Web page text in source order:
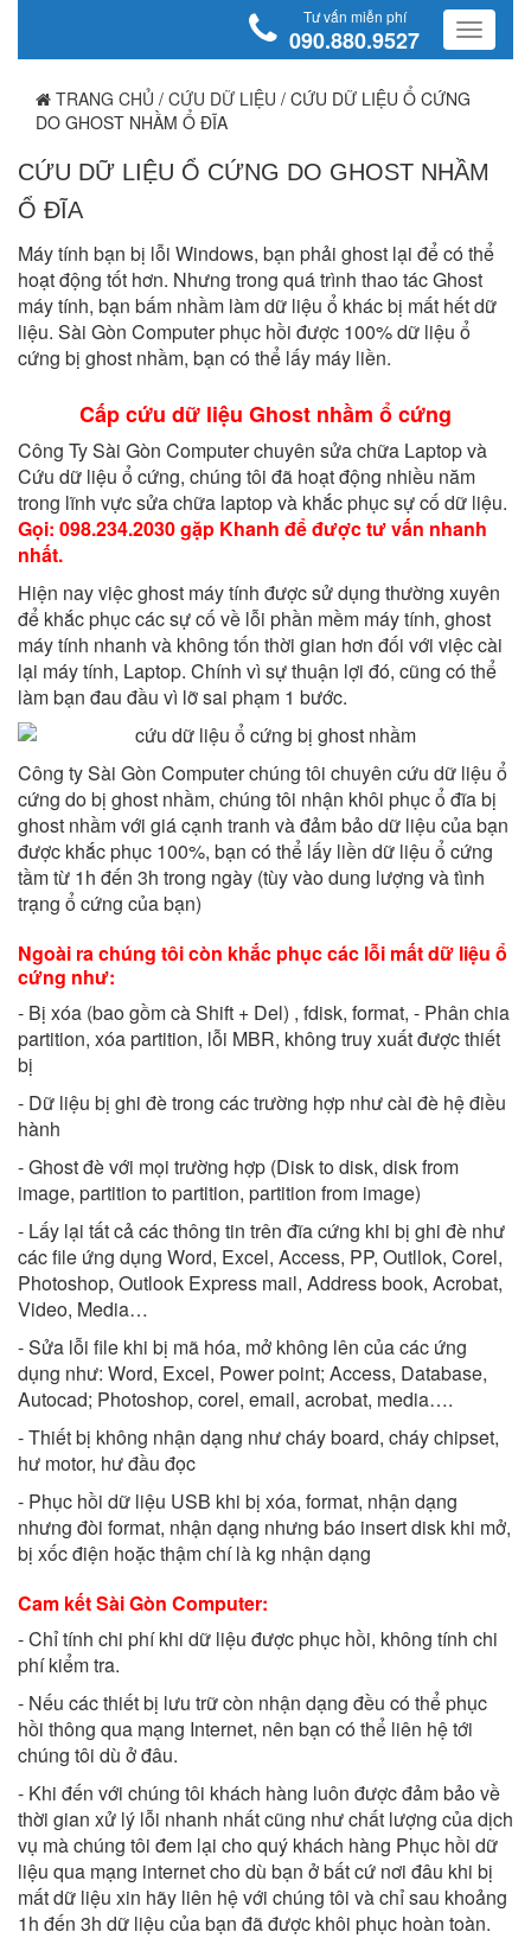
Tư vấn miễn phí
090.880.9527
TRANG CHỦ / CỨU DỮ LIỆU / CỨU DỮ LIỆU Ổ CỨNG
DO GHOST NHẦM Ổ ĐĨA
CỨU DỮ LIỆU Ổ CỨNG DO GHOST NHẦM
Ổ ĐĨA
Máy tính bạn bị lỗi Windows, bạn phải ghost lại để có thể
hoạt động tốt hơn. Nhưng trong quá trình thao tác Ghost
máy tính, bạn bấm nhầm làm dữ liệu ổ khác bị mất hết dữ
liệu. Sài Gòn Computer phục hồi được 100% dữ liệu ổ
cứng bị ghost nhầm, bạn có thể lấy máy liền.
Cấp cứu dữ liệu Ghost nhầm ổ cứng
Công Ty Sài Gòn Computer chuyên sửa chữa Laptop và
Cứu dữ liệu ổ cứng, chúng tôi đã hoạt động nhiều năm
trong lĩnh vực sửa chữa laptop và khắc phục sự cố dữ liệu.
Gọi: 098.234.2030 gặp Khanh để được tư vấn nhanh
nhất.
Hiện nay việc ghost máy tính được sử dụng thường xuyên
để khắc phục các sự cố về lỗi phần mềm máy tính, ghost
máy tính nhanh và không tốn thời gian hơn đối với việc cài
lại máy tính, Laptop. Chính vì sự thuận lợi đó, cũng có thể
làm bạn đau đầu vì lỡ sai phạm 1 bước.
Công ty Sài Gòn Computer chúng tôi chuyên cứu dữ liệu ổ
cứng do bị ghost nhầm, chúng tôi nhận khôi phục ổ đĩa bị
ghost nhầm với giá cạnh tranh và đảm bảo dữ liệu của bạn
được khắc phục 100%, bạn có thể lấy liền dữ liệu ổ cứng
tầm từ 1h đến 3h trong ngày (tùy vào dung lượng và tình
trạng ổ cứng của bạn)
Ngoài ra chúng tôi còn khắc phục các lỗi mất dữ liệu ổ
cứng như:
- Bị xóa (bao gồm cà Shift + Del) , fdisk, format, - Phân chia
partition, xóa partition, lỗi MBR, không truy xuất được thiết
bị
- Dữ liệu bị ghi đè trong các trường hợp như cài đè hệ điều
hành
- Ghost đè với mọi trường hợp (Disk to disk, disk from
image, partition to partition, partition from image)
- Lấy lại tất cả các thông tin trên đĩa cứng khi bị ghi đè như
các file ứng dụng Word, Excel, Access, PP, Outllok, Corel,
Photoshop, Outlook Express mail, Address book, Acrobat,
Video, Media…
- Sửa lỗi file khi bị mã hóa, mở không lên của các ứng
dụng như: Word, Excel, Power point; Access, Database,
Autocad; Photoshop, corel, email, acrobat, media….
- Thiết bị không nhận dạng như cháy board, cháy chipset,
hư motor, hư đầu đọc
- Phục hồi dữ liệu USB khi bị xóa, format, nhận dạng
nhưng đòi format, nhận dạng nhưng báo insert disk khi mở,
bị xốc điện hoặc thậm chí là kg nhận dạng
Cam kết Sài Gòn Computer:
- Chỉ tính chi phí khi dữ liệu được phục hồi, không tính chi
phí kiểm tra.
- Nếu các thiết bị lưu trữ còn nhận dạng đều có thể phục
hồi thông qua mạng Internet, nên bạn có thể liên hệ tới
chúng tôi dù ở đâu.
- Khi đến với chúng tôi khách hàng luôn được đảm bảo về
thời gian xử lý lỗi nhanh nhất cũng như chất lượng của dịch
vụ mà chúng tôi đem lại cho quý khách hàng Phục hồi dữ
liệu qua mạng internet cho dù bạn ở bất cứ nơi đâu khi bị
mất dữ liệu xin hãy liên hệ với chúng tôi và chỉ sau khoảng
1h đến 3h dữ liệu của bạn đã được khôi phục hoàn toàn.